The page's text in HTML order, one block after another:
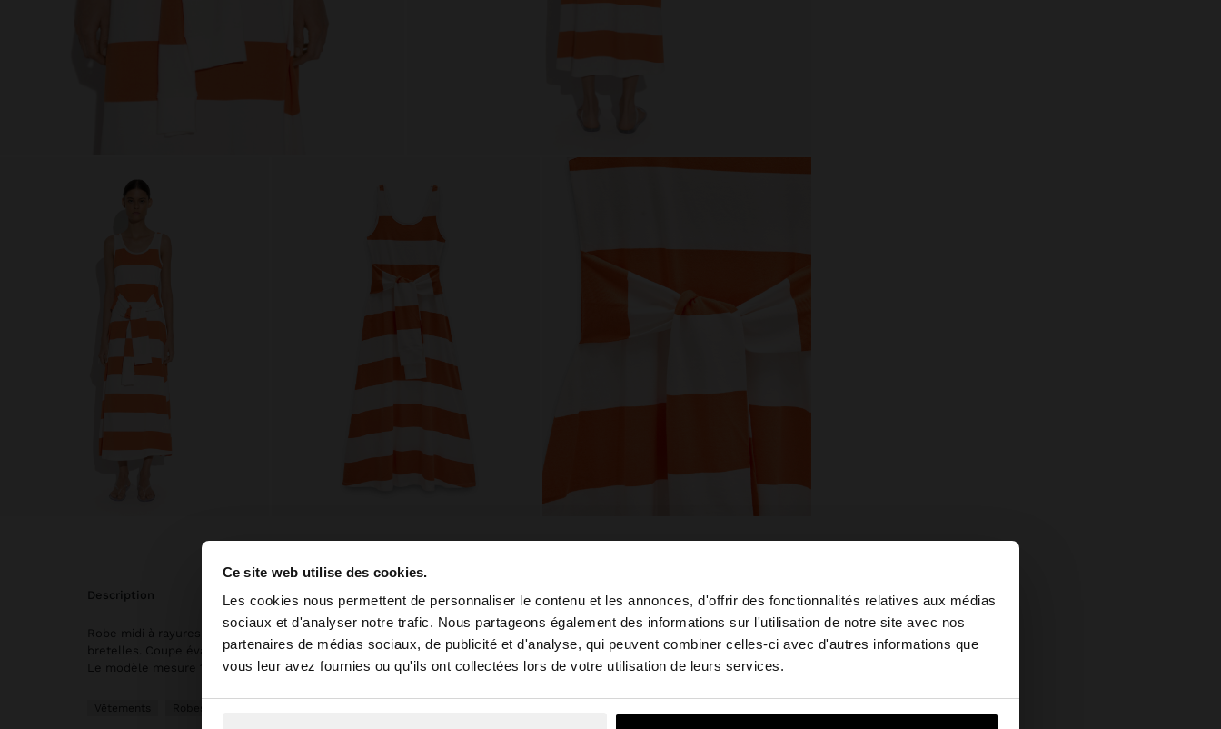
Ce site web utilise des cookies.
Les cookies nous permettent de personnaliser le contenu et les annonces, d'offrir des fonctionnalités relatives aux médias
sociaux et d'analyser notre trafic. Nous partageons également des informations sur l'utilisation de notre site avec nos
partenaires de médias sociaux, de publicité et d'analyse, qui peuvent combiner celles-ci avec d'autres informations que
vous leur avez fournies ou qu'ils ont collectées lors de votre utilisation de leurs services.
bonjour ×
Vous accédez au site depuis Belgique. Voulez-vous parcourir notre site au United States?
Non, je souhaite rester sur Belgique Oui, dirigez-moi vers United States
description
Robe midi à rayures, confectionnée en 100 % coton. Col rond. Larges
bretelles. Coupe évasée. Détail du même tissu sur la partie avant à nouer.
Le modèle mesure 1,75 m et porte la taille XS-S.
Vêtements Robes
composition, soin et origine Retours gratuits
Paiement sécurisé